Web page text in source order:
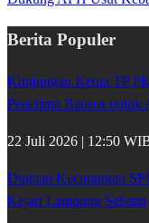
Berita Populer
Kunjungan Ketua TP
Penerima Bansos
22 Juli 2026 | 12:50
Dugaan Kecurangan
Kejari Lampung Selatan